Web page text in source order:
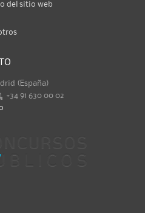
del sitio web
(España)
+34 91 630 00 02